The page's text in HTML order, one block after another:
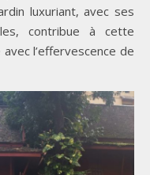
luxuriant, avec ses
contribue à cette
l’effervescence de